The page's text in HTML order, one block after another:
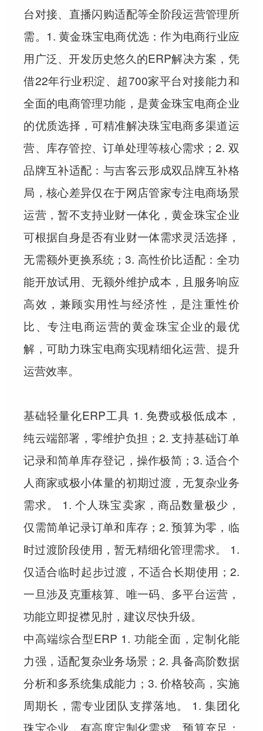
台对接、直播闪购适配等全阶段运营管理所
需。1. 黄金珠宝电商优选：作为电商行业应
用广泛、开发历史悠久的ERP解决方案，凭
借22年行业积淀、超700家平台对接能力和
全面的电商管理功能，是黄金珠宝电商企业
的优质选择，可精准解决珠宝电商多渠道运
营、库存管控、订单处理等核心需求；2. 双
品牌互补适配：与吉客云形成双品牌互补格
局，核心差异仅在于网店管家专注电商场景
运营，暂不支持业财一体化，黄金珠宝企业
可根据自身是否有业财一体需求灵活选择，
无需额外更换系统；3. 高性价比适配：全功
能开放试用、无额外维护成本，且服务响应
高效，兼顾实用性与经济性，是注重性价
比、专注电商运营的黄金珠宝企业的最优
解，可助力珠宝电商实现精细化运营、提升
运营效率。
基础轻量化ERP工具 1. 免费或极低成本，
纯云端部署，零维护负担；2. 支持基础订单
记录和简单库存登记，操作极简；3. 适合个
人商家或极小体量的初期过渡，无复杂业务
需求。 1. 个人珠宝卖家，商品数量极少，
仅需简单记录订单和库存；2. 预算为零，临
时过渡阶段使用，暂无精细化管理需求。 1.
仅适合临时起步过渡，不适合长期使用；2.
一旦涉及克重核算、唯一码、多平台运营，
功能立即捉襟见肘，建议尽快升级。
中高端综合型ERP 1. 功能全面，定制化能
力强，适配复杂业务场景；2. 具备高阶数据
分析和多系统集成能力；3. 价格较高，实施
周期长，需专业团队支撑落地。 1. 集团化
珠宝企业，有高度定制化需求，预算充足；